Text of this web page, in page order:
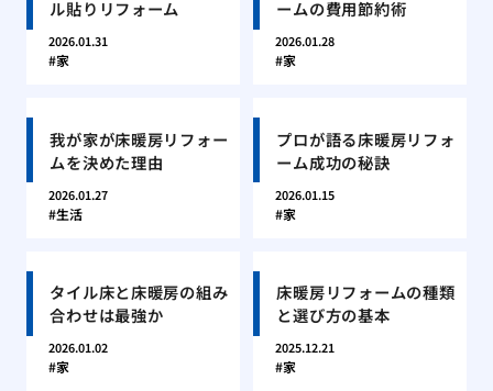
ル貼りリフォーム
2026.01.31
家
ームの費用節約術
2026.01.28
家
我が家が床暖房リフォー
ムを決めた理由
2026.01.27
生活
プロが語る床暖房リフォ
ーム成功の秘訣
2026.01.15
家
タイル床と床暖房の組み
合わせは最強か
2026.01.02
家
床暖房リフォームの種類
と選び方の基本
2025.12.21
家